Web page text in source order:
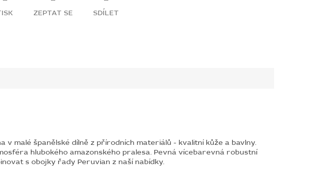
ZEPTAT SE SDÍLET
malé španělské dílně z přírodních materiálů - kvalitní kůže a bavlny.
hlubokého amazonského pralesa. Pevná vícebarevná robustní
s obojky řady Peruvian z naší nabídky.